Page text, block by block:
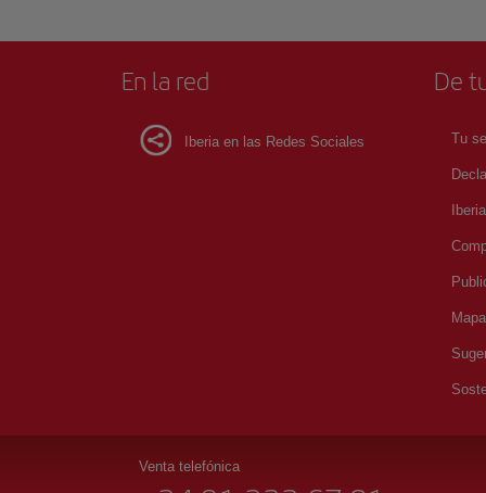
En la red
Iberia en las Redes Sociales
De
Tu
Venta telefónica